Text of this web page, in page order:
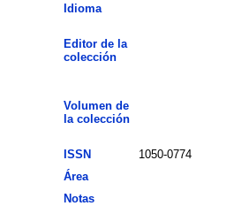
Idioma
Editor de la
colección
Volumen de
la colección
ISSN
1050-0774
Área
Notas